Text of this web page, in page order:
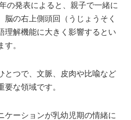
の発表によると、親子で一緒に
脳の右上側頭回（うじょうそく
理解機能に大きく影響するとい
す。
とつで、文脈、皮肉や比喩など
な領域です。
ケーションが乳幼児期の情緒に